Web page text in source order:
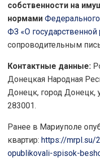
собственности на
нормами
ФЗ «О
сопроводительным
Контактные данные:
Донецкая Народная
Донецк, город Донецк,
283001.
Ранее в Мариуполе
квартир: https://mrpl.su/
opublikovali-spisok-